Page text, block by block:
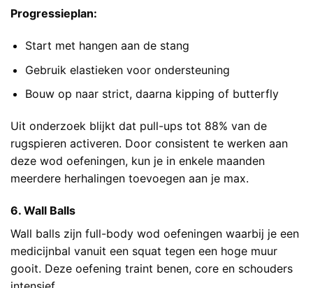
Progressieplan:
Start met hangen aan de stang
Gebruik elastieken voor ondersteuning
Bouw op naar strict, daarna kipping of butterfly
Uit onderzoek blijkt dat pull-ups tot 88% van de
rugspieren activeren. Door consistent te werken aan
deze wod oefeningen, kun je in enkele maanden
meerdere herhalingen toevoegen aan je max.
6. Wall Balls
Wall balls zijn full-body wod oefeningen waarbij je een
medicijnbal vanuit een squat tegen een hoge muur
gooit. Deze oefening traint benen, core en schouders